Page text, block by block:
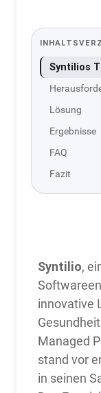
Syntilios
Lösung
Ergebnisse
FAQ
Fazit
Syntilio,
innovative
Managed
stand vor
in seinen